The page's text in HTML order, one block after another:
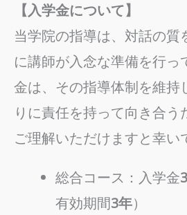
【入学金について】
当学院の指導は、対話の質
に講師が入念な準備を行っ
金は、その指導体制を維持
りに責任を持って向き合う
ご理解いただけますと幸い
総合コース：入学金
有効期間3年）